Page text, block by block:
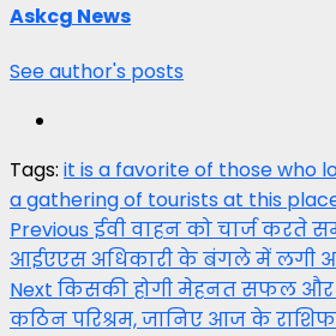
Askcg News
See author's posts
Tags: it is a favorite of those who
a gathering of tourists at this
Post
navigation
Previousईवी वाहन को चार्ज करते
आईएएस अधिकारी के बंगले में लगी
Next किसकी होगी मेहनत सफल और
कठिन परिश्रम, जानिए आज के